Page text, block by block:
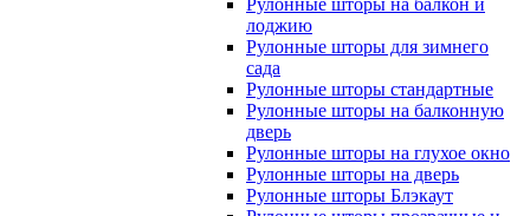
Рулонные шторы на балкон и
лоджию
Рулонные шторы для зимнего
сада
Рулонные шторы стандартные
Рулонные шторы на балконную
дверь
Рулонные шторы на глухое окно
Рулонные шторы на дверь
Рулонные шторы Блэкаут